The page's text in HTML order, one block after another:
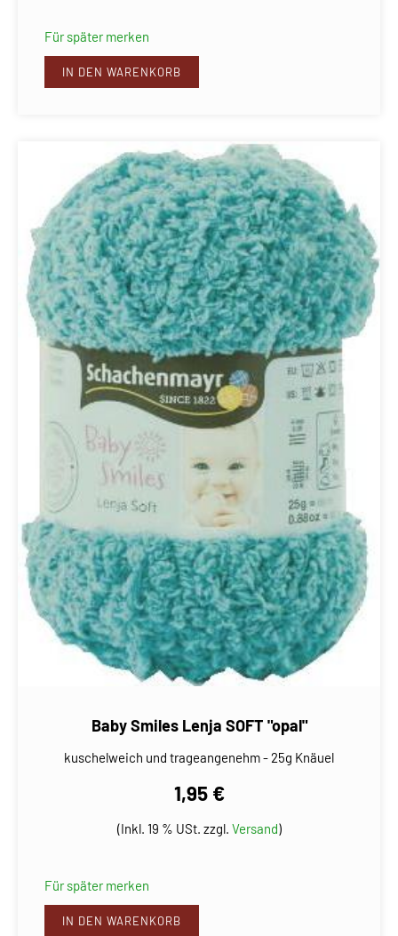
Für später merken
IN DEN WARENKORB
Baby Smiles Lenja SOFT "opal"
kuschelweich und trageangenehm - 25g Knäuel
1,95 €
(Inkl. 19 % USt. zzgl. Versand)
Für später merken
IN DEN WARENKORB